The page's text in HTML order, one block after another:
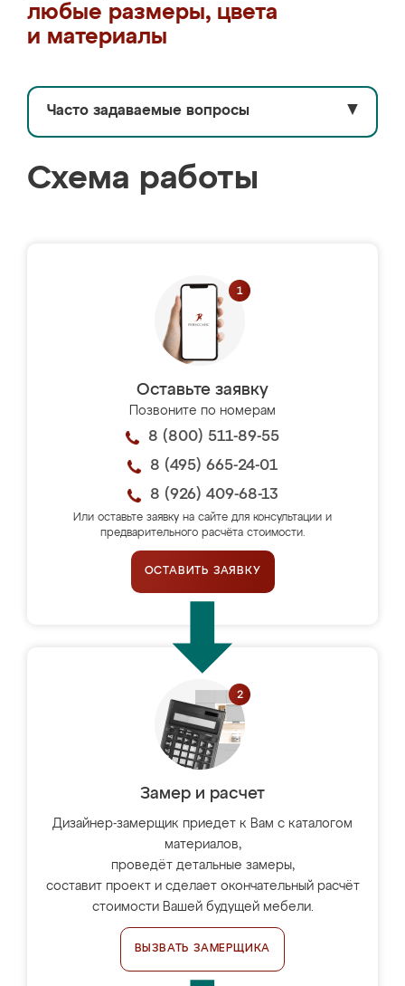
любые размеры, цвета
и материалы
Часто задаваемые вопросы ▼
Схема работы
Оставьте заявку
Позвоните по номерам
8 (800) 511-89-55
8 (495) 665-24-01
8 (926) 409-68-13
Или оставьте заявку на сайте для консультации и
предварительного расчёта стоимости.
ОСТАВИТЬ ЗАЯВКУ
Замер и расчет
Дизайнер-замерщик приедет к Вам с каталогом
материалов,
проведёт детальные замеры,
составит проект и сделает окончательный расчёт
стоимости Вашей будущей мебели.
ВЫЗВАТЬ ЗАМЕРЩИКА